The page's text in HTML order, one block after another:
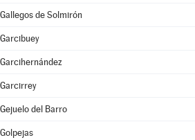
Gallegos de Solmirón
Garcibuey
Garcihernández
Garcirrey
Gejuelo del Barro
Golpejas